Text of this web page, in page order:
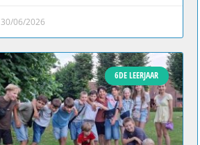
30/06/2026
6DE LEERJAAR